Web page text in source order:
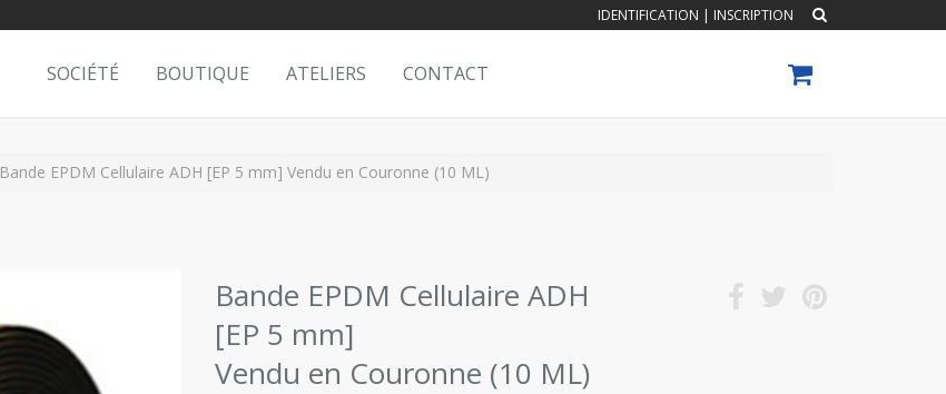
IDENTIFICATION | INSCRIPTION
SOCIÉTÉ BOUTIQUE ATELIERS CONTACT
Bande EPDM Cellulaire ADH [EP 5 mm] Vendu en Couronne (10 ML)
Bande EPDM Cellulaire ADH
[EP 5 mm]
Vendu en Couronne (10 ML)